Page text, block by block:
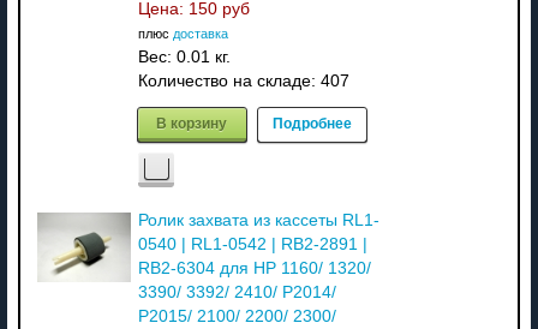
Цена: 150 руб
плюс доставка
Вес: 0.01 кг.
Количество на складе: 407
В корзину Подробнее
Ролик захвата из кассеты RL1-
0540 | RL1-0542 | RB2-2891 |
RB2-6304 для HP 1160/ 1320/
3390/ 3392/ 2410/ P2014/
P2015/ 2100/ 2200/ 2300/